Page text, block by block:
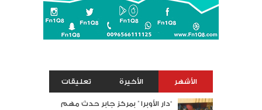
الأشهر الأخيرة تعليقات
“دار الأوبرا ” بمركز جابر حدث مهم